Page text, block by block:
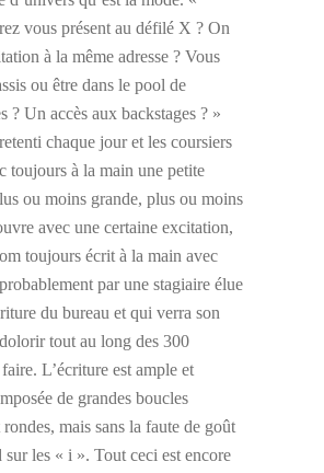
vous présent au défilé X ? On
à la même adresse ? Vous
ou être dans le pool de
? Un accès aux backstages ? »
chaque jour et les coursiers
toujours à la main une petite
ou moins grande, plus ou moins
avec une certaine excitation,
toujours écrit à la main avec
par une stagiaire élue
du bureau et qui verra son
tout au long des 300
L’écriture est ample et
de grandes boucles
mais sans la faute de goût
les « i ». Tout ceci est encore